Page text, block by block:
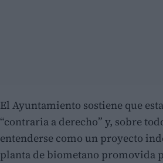
El Ayuntamiento sostiene que
“contraria a derecho” y, sobre
entenderse como un proyecto
planta de biometano promovida